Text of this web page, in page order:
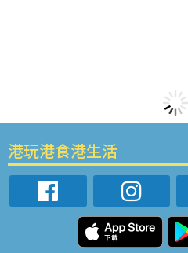
港玩港食港生活